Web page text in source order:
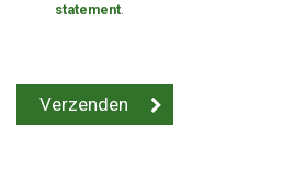
statement.